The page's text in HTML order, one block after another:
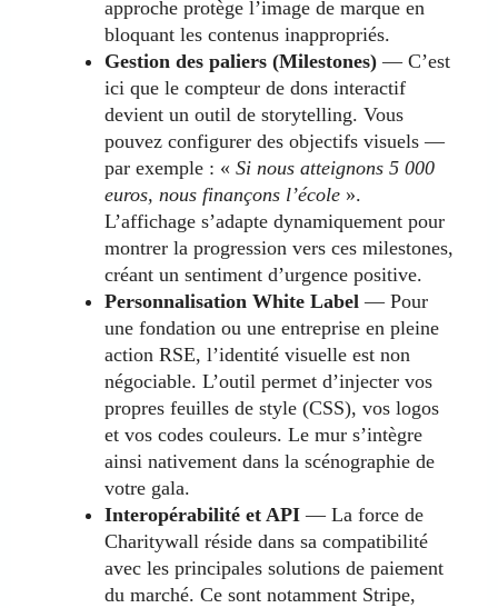
approche protège l’image de marque en
bloquant les contenus inappropriés.
Gestion des paliers (Milestones) — C’est
ici que le compteur de dons interactif
devient un outil de storytelling. Vous
pouvez configurer des objectifs visuels —
par exemple : « Si nous atteignons 5 000
euros, nous finançons l’école ».
L’affichage s’adapte dynamiquement pour
montrer la progression vers ces milestones,
créant un sentiment d’urgence positive.
Personnalisation White Label — Pour
une fondation ou une entreprise en pleine
action RSE, l’identité visuelle est non
négociable. L’outil permet d’injecter vos
propres feuilles de style (CSS), vos logos
et vos codes couleurs. Le mur s’intègre
ainsi nativement dans la scénographie de
votre gala.
Interopérabilité et API — La force de
Charitywall réside dans sa compatibilité
avec les principales solutions de paiement
du marché. Ce sont notamment Stripe,